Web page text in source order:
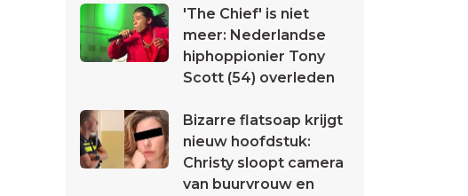
'The Chief' is niet
meer: Nederlandse
hiphoppionier Tony
Scott (54) overleden
Bizarre flatsoap krijgt
nieuw hoofdstuk:
Christy sloopt camera
van buurvrouw en